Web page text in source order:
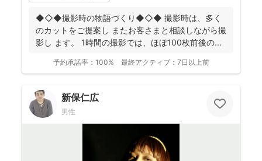
◆◇◆撮影時の物語づくり◆◇◆ 撮影時は、多く
のカットをご提案し またお客さまと相談しながら撮
影し ます。 1時間の撮影では、ほぼ100枚前後の ...
予約承諾率： 100% 最終アクティブ： 7日以上前
新保仁広
男性